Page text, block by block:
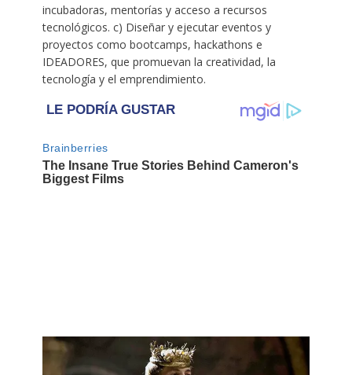
incubadoras, mentorías y acceso a recursos
tecnológicos. c) Diseñar y ejecutar eventos y
proyectos como bootcamps, hackathons e
IDEADORES, que promuevan la creatividad, la
tecnología y el emprendimiento.